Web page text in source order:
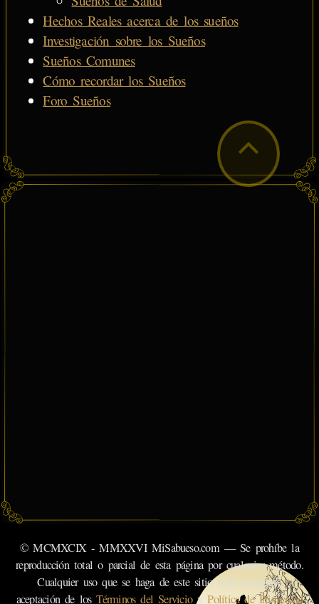
Hechos Reales acerca de los sueños
Investigación sobre los Sueños
Sueños Comunes
Cómo recordar los Sueños
Foro Sueños
© MCMXCIX - MMXXVI MiSabueso.com — Se prohíbe la
reproducción total o parcial de esta página por cualquier método.
Cualquier uso que se haga de este sitio web constituye
aceptación de losTérminos del ServicioyPolítica de Privacidad